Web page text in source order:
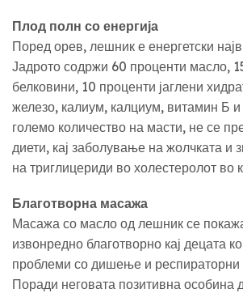
Плод полн со енергија
Поред орев, лешник е енергетски
Јадрото содржи 60 проценти масло,
белковини, 10 проценти јаглени
железо, калиум, калциум, витамин Б
големо количество на масти, не се
диети, кај заболување на жолчката и
на триглицериди во холестеролот во
Благотворна масажа
Масажа со масло од лешник се
извонредно благотворно кај децата
проблеми со дишење и респираторни
Поради неговата позитивна